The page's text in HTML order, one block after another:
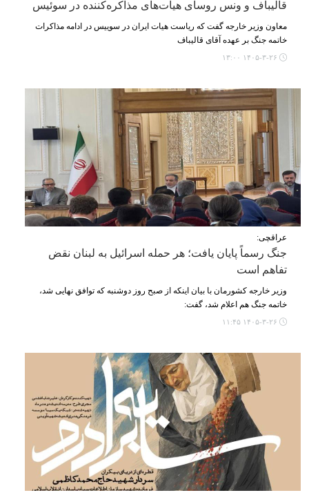
قالیباف و ونس روسای هیات‌های مذاکره‌کننده در سوئیس
معاون وزیر خارجه گفت که ریاست هیات ایران در سوییس در ادامه مذاکرات
خاتمه جنگ بر عهده آقای قالیباف
عراقچی:
جنگ رسماً پایان یافت؛ هر حمله اسرائیل به لبنان نقض
تفاهم است
وزیر خارجه کشورمان با بیان اینکه از صبح روز دوشنبه که توافق نهایی شد،
خاتمه جنگ هم اعلام شد، گفت: